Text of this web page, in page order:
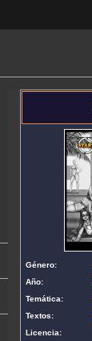
Género:
Año:
Temática:
Textos:
Licencia: